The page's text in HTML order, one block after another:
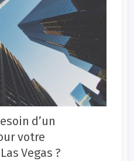
d’un
votre
Vegas ?